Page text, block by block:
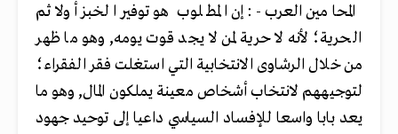
المحامين العرب -: إن المطلوب هو توفير الخبز أولا ثم
الحرية؛ لأنه لا حرية لمن لا يجد قوت يومه, وهو ما ظهر
من خلال الرشاوى الانتخابية التي استغلت فقر الفقراء؛
لتوجيههم لانتخاب أشخاص معينة يملكون المال, وهو ما
يعد بابا واسعا للإفساد السياسي داعيا إلى توحيد جهود